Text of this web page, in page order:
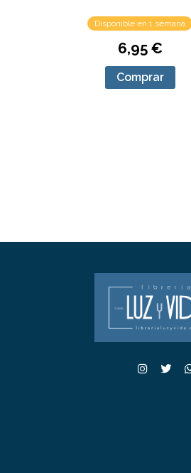
Disponible en 1 semana
6,95 €
Comprar